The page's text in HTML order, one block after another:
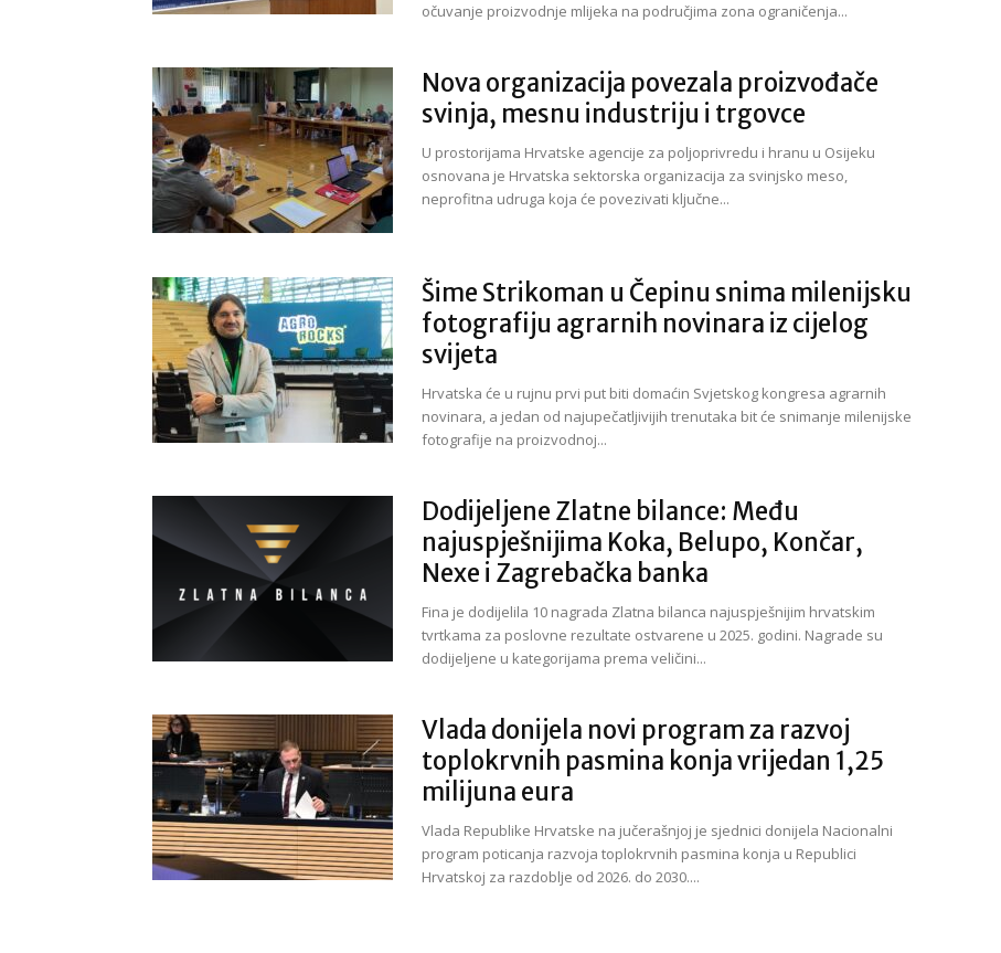
očuvanje proizvodnje mlijeka na područjima zona ograničenja...
Nova organizacija povezala proizvođače
svinja, mesnu industriju i trgovce
U prostorijama Hrvatske agencije za poljoprivredu i hranu u Osijeku
osnovana je Hrvatska sektorska organizacija za svinjsko meso,
neprofitna udruga koja će povezivati ključne...
Šime Strikoman u Čepinu snima milenijsku
fotografiju agrarnih novinara iz cijelog
svijeta
Hrvatska će u rujnu prvi put biti domaćin Svjetskog kongresa agrarnih
novinara, a jedan od najupečatljivijih trenutaka bit će snimanje milenijske
fotografije na proizvodnoj...
Dodijeljene Zlatne bilance: Među
najuspješnijima Koka, Belupo, Končar,
Nexe i Zagrebačka banka
Fina je dodijelila 10 nagrada Zlatna bilanca najuspješnijim hrvatskim
tvrtkama za poslovne rezultate ostvarene u 2025. godini. Nagrade su
dodijeljene u kategorijama prema veličini...
Vlada donijela novi program za razvoj
toplokrvnih pasmina konja vrijedan 1,25
milijuna eura
Vlada Republike Hrvatske na jučerašnjoj je sjednici donijela Nacionalni
program poticanja razvoja toplokrvnih pasmina konja u Republici
Hrvatskoj za razdoblje od 2026. do 2030....